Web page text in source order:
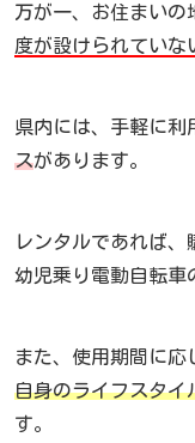
万が一、お住まいの
度が設けられていな
県内には、手軽に利
スがあります。
レンタルであれば、
幼児乗り電動自転車
また、使用期間に応
自身のライフスタイ
す。